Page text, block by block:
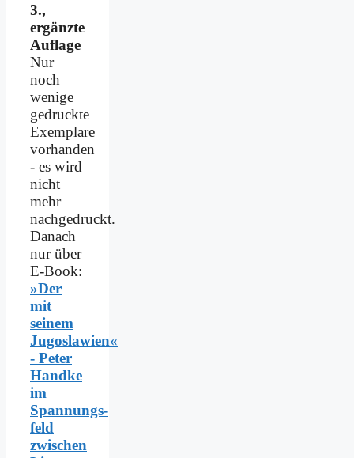
3.,
ergänzte
Auflage
Nur
noch
wenige
gedruckte
Exemplare
vorhanden
- es wird
nicht
mehr
nachgedruckt.
Danach
nur über
E-Book:
»Der
mit
seinem
Jugoslawien«
- Peter
Handke
im
Spannungs­
feld
zwischen